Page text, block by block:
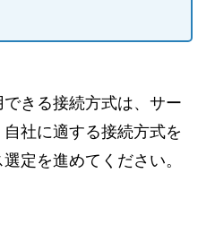
きる接続方式は、サー
社に適する接続方式を
定を進めてください。